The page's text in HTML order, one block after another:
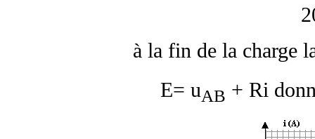
à la fin de la charge
E= uAB + Ri